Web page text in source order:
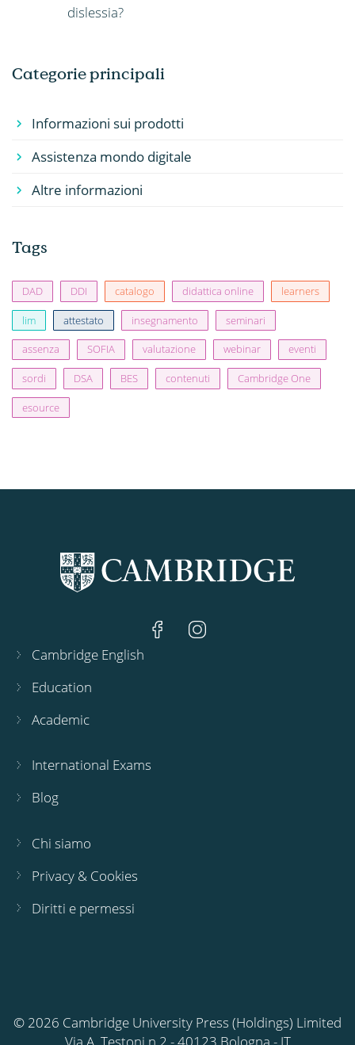
Categorie principali
Informazioni sui prodotti
Assistenza mondo digitale
Altre informazioni
Tags
DAD DDI catalogo didattica online learners
lim attestato insegnamento seminari
assenza SOFIA valutazione webinar eventi
sordi DSA BES contenuti Cambridge One
esource
dislessia?
Cambridge English
Education
Academic
International Exams
Blog
Chi siamo
Privacy & Cookies
Diritti e permessi
© 2026 Cambridge University Press (Holdings) Limited